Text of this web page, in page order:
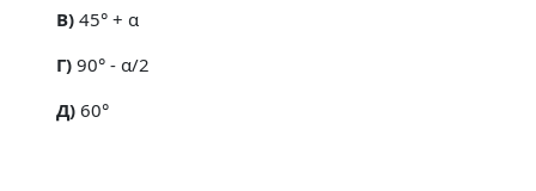
В)45° + α
Г)90° - α/2
Д)60°